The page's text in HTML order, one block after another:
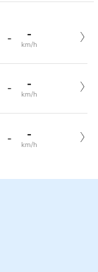
- -
km/h
- -
km/h
- -
km/h